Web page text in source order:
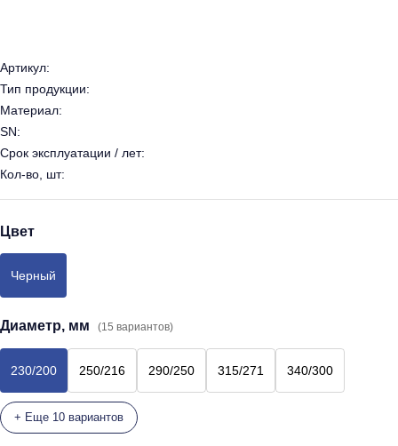
Артикул:
Тип продукции:
Материал:
SN:
Срок эксплуатации / лет:
Кол-во, шт:
Цвет
Черный
Диаметр, мм (15 вариантов)
230/200 250/216 290/250 315/271 340/300
+ Еще 10 вариантов